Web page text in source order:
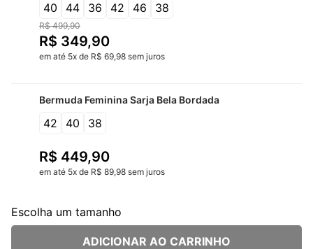
40 44 36 42 46 38
R$ 499,90
R$ 349,90
em até 5x de R$ 69,98 sem juros
Bermuda Feminina Sarja Bela Bordada
42 40 38
R$ 449,90
em até 5x de R$ 89,98 sem juros
Escolha um tamanho
ADICIONAR AO CARRINHO